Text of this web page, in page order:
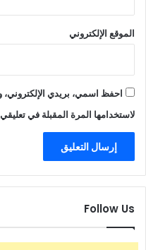
الموقع الإلكتروني
احفظ اسمي، بريدي الإلكتروني،
لاستخدامها المرة المقبلة في
Follow Us